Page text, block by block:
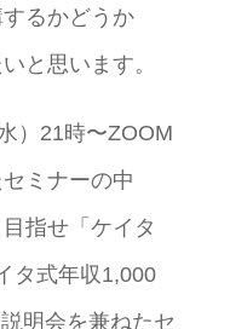
るかどうか
と思います。
）21時〜ZOOM
ミナーの中
指せ「ケイタ
タ式年収1,000
明会を兼ねたセ